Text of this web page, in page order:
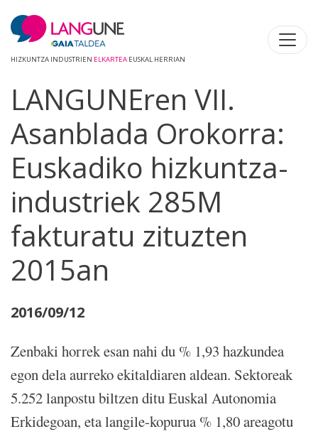
HIZKUNTZA INDUSTRIEN ELKARTEA EUSKAL HERRIAN
LANGUNEren VII.
Asanblada Orokorra:
Euskadiko hizkuntza-
industriek 285M
fakturatu zituzten
2015an
2016/09/12
Zenbaki horrek esan nahi du % 1,93 hazkundea
egon dela aurreko ekitaldiaren aldean. Sektoreak
5.252 lanpostu biltzen ditu Euskal Autonomia
Erkidegoan, eta langile-kopurua % 1,80 areagotu